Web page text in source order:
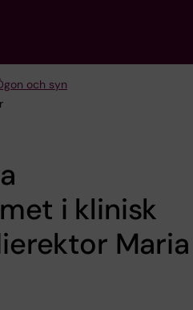
och syn
i klinisk
Maria